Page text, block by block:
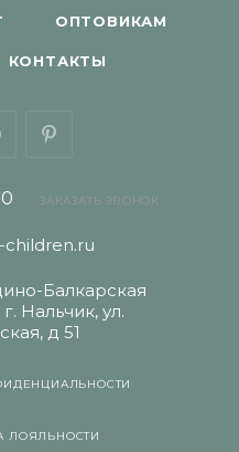
ОПТОВИКАМ
КОНТАКТЫ
ЗАКАЗАТЬ ЗВОНОК
children.ru
Балкарская
Нальчик, ул.
д 51
ЛОЯЛЬНОСТИ